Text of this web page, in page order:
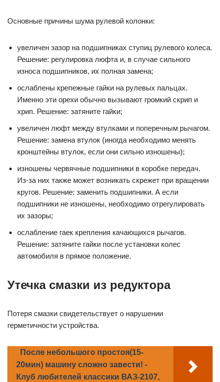
Основные причины шума рулевой колонки:
увеличен зазор на подшипниках ступиц рулевого колеса.
Решение: регулировка люфта и, в случае сильного
износа подшипников, их полная замена;
ослаблены крепежные гайки на рулевых пальцах.
Именно эти орехи обычно вызывают громкий скрип и
хрип. Решение: затяните гайки;
увеличен люфт между втулками и поперечным рычагом.
Решение: замена втулок (иногда необходимо менять
кронштейны втулок, если они сильно изношены);
изношены червячные подшипники в коробке передач.
Из-за них также может возникать скрежет при вращении
кругов. Решение: заменить подшипники. А если
подшипники не изношены, необходимо отрегулировать
их зазоры;
ослабление гаек крепления качающихся рычагов.
Решение: затяните гайки после установки колес
автомобиля в прямое положение.
Утечка смазки из редуктора
Потеря смазки свидетельствует о нарушении
герметичности устройства.
После небольшого простоя(15-
20мин) машину сложно завести! -
Клуб любителей классики ВАЗ-2107,